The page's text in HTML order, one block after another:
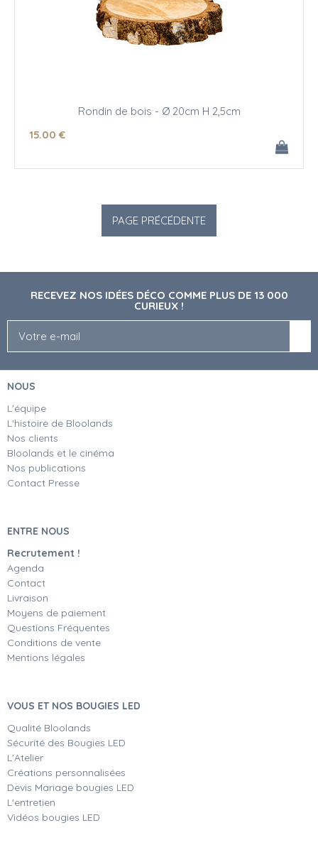
Rondin de bois - Ø 20cm H 2,5cm
15.00 €
RECEVEZ NOS IDÉES DÉCO COMME PLUS DE 13 000
CURIEUX !
NOUS
L'équipe
L'histoire de Bloolands
Nos clients
Bloolands et le cinéma
Nos publications
Contact Presse
ENTRE NOUS
Recrutement !
Agenda
Contact
Livraison
Moyens de paiement
Questions Fréquentes
Conditions de vente
Mentions légales
VOUS ET NOS BOUGIES LED
Qualité Bloolands
Sécurité des Bougies LED
L'Atelier
Créations personnalisées
Devis Mariage bougies LED
L'entretien
Vidéos bougies LED